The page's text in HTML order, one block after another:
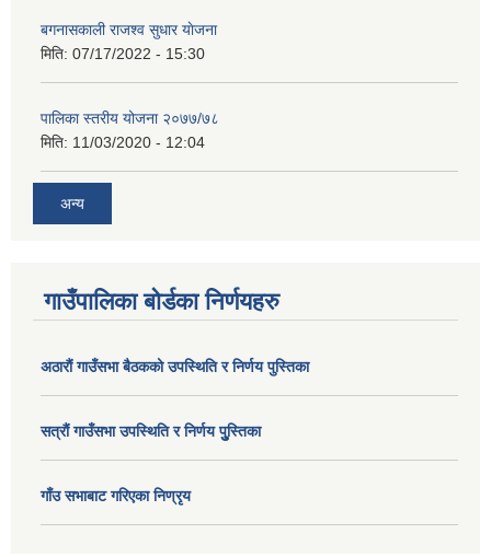
बगनासकाली राजश्व सुधार याेजना
मिति: 07/17/2022 - 15:30
पालिका स्तरीय योजना २०७७/७८
मिति: 11/03/2020 - 12:04
अन्य
गाउँपालिका बोर्डका निर्णयहरु
अठाराैं गाउँसभा बैठकको उपस्थिति र निर्णय पुस्तिका
सत्राैं गाउँसभा उपस्थिति र निर्णय पुु्स्तिका
गाँउ सभाबाट गरिएका निण्रृय